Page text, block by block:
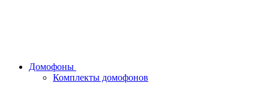
Домофоны
Комплекты домофонов